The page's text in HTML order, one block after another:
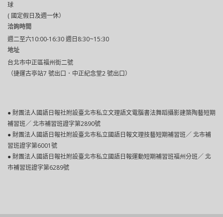
球
( 國定假日及週一休）
洽詢時間
週二至六10:00-16:30 週日8:30~15:30
地址
台北市中正區福州街二號
（捷運古亭站7 號出口．中正紀念堂2 號出口）
● 財團法人國語日報社附設臺北市私立文理語文電腦書法舞蹈攝影建築陶藝短期
補習班／ 北市補習班證字第2890號
● 財團法人國語日報社附設臺北巿私立國語日報文理技藝短期補習班／ 北市補
習班證字第6001號
● 財團法人國語日報社附設臺北市私立國語日報運動短期補習班福州分班／ 北
市補習班證字第6289號